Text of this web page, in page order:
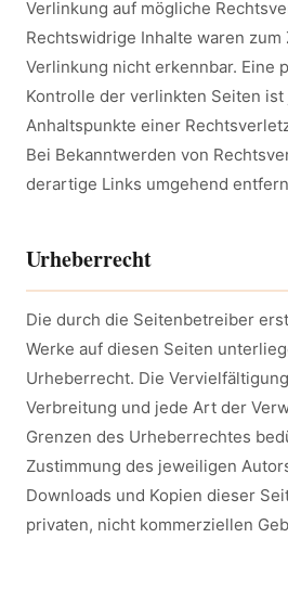
Verlinkung auf mögliche
Rechtswidrige Inhalte waren
Verlinkung nicht erkennbar. Eine
Kontrolle der verlinkten Seiten
Anhaltspunkte einer
Bei Bekanntwerden von
derartige Links umgehend
Urheberrecht
Die durch die Seitenbetreiber
Werke auf diesen Seiten
Urheberrecht. Die
Verbreitung und jede Art der
Grenzen des Urheberrechtes
Zustimmung des jeweiligen
Downloads und Kopien dieser
privaten, nicht kommerziellen